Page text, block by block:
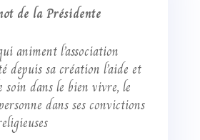
de la Présidente
animent l’association
depuis sa création l’aide et
soin dans le bien vivre, le
dans ses convictions